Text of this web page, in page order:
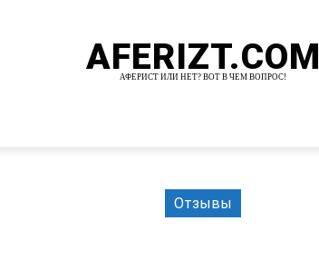
AFERIZT.COM
АФЕРИСТ ИЛИ НЕТ? ВОТ В ЧЕМ ВОПРОС!
Отзывы